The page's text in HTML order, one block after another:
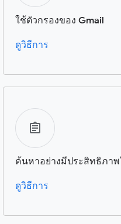
ใช้ตัวกรองของ Gmail
ดูวิธีการ
ค้นหาอย่างมีประสิทธิภาพ
ดูวิธีการ